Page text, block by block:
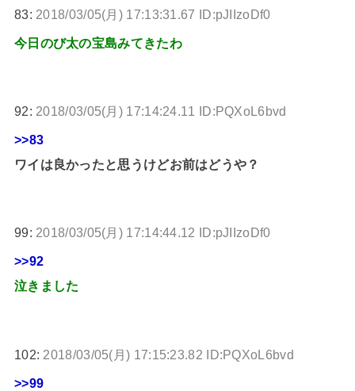
83: 2018/03/05(月) 17:13:31.67 ID:pJIIzoDf0
今日のび太の宝島みてきたわ
92: 2018/03/05(月) 17:14:24.11 ID:PQXoL6bvd
>>83
ワイは良かったと思うけどお前はどうや？
99: 2018/03/05(月) 17:14:44.12 ID:pJIIzoDf0
>>92
泣きました
102: 2018/03/05(月) 17:15:23.82 ID:PQXoL6bvd
>>99